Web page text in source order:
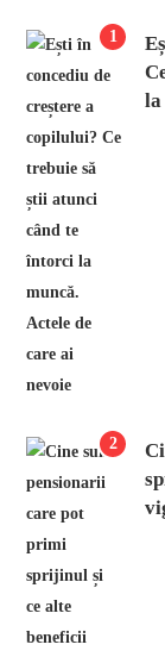
1
la
2